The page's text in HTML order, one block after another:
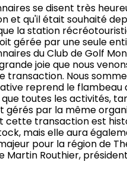
se disent très
et qu'il était souhaité
la station
gérée par une seule
du Club de Golf
joie que nous
transaction. Nous
reprend le flambeau
toutes les activités,
gérés par la même
cette transaction est
mais elle aura
pour la région de
Martin Routhier,